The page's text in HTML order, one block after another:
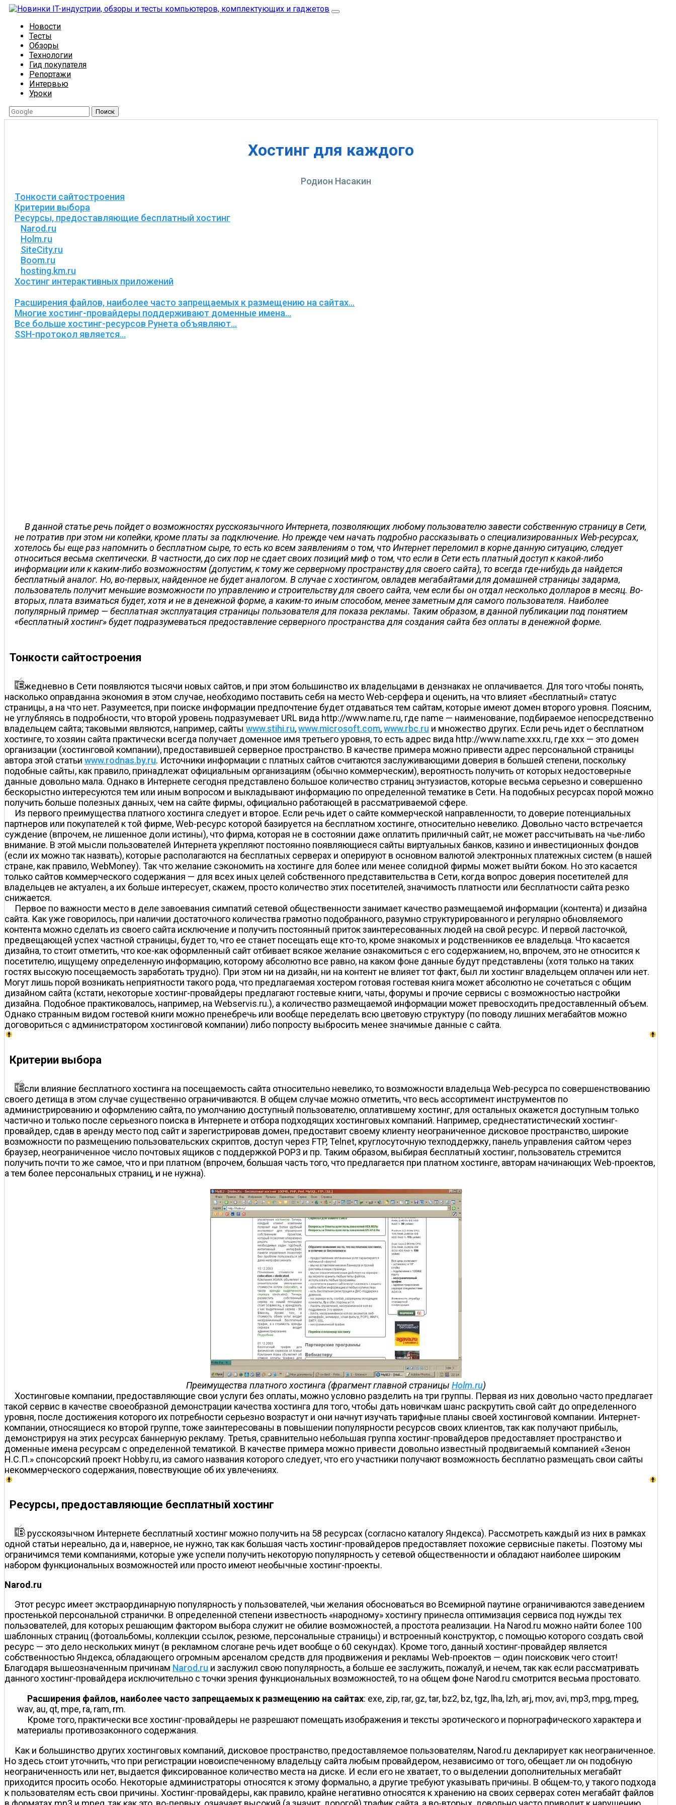
Новости
Тесты
Обзоры
Технологии
Гид покупателя
Репортажи
Интервью
Уроки
Поиск
Хостинг для каждого
Родион Насакин
Тонкости сайтостроения
Критерии выбора
Ресурсы, предоставляющие бесплатный хостинг
Narod.ru
Holm.ru
SiteCity.ru
Boom.ru
hosting.km.ru
Хостинг интерактивных приложений
Расширения файлов, наиболее часто запрещаемых к размещению на сайтах...
Многие хостинг-провайдеры поддерживают доменные имена...
Все больше хостинг-ресурсов Рунета объявляют...
SSH-протокол является...
В данной статье речь пойдет о возможностях русскоязычного Интернета, позволяющих любому пользователю завести собственную страницу в Сети,
не потратив при этом ни копейки, кроме платы за подключение. Но прежде чем начать подробно рассказывать о специализированных Web-ресурсах,
хотелось бы еще раз напомнить о бесплатном сыре, то есть ко всем заявлениям о том, что Интернет переломил в корне данную ситуацию, следует
относиться весьма скептически. В частности, до сих пор не сдает своих позиций миф о том, что если в Сети есть платный доступ к какой-либо
информации или к каким-либо возможностям (допустим, к тому же серверному пространству для своего сайта), то всегда где-нибудь да найдется
бесплатный аналог. Но, во-первых, найденное не будет аналогом. В случае с хостингом, овладев мегабайтами для домашней страницы задарма,
пользователь получит меньшие возможности по управлению и строительству для своего сайта, чем если бы он отдал несколько долларов в месяц. Во-
вторых, плата взиматься будет, хотя и не в денежной форме, а каким-то иным способом, менее заметным для самого пользователя. Наиболее
популярный пример — бесплатная эксплуатация страницы пользователя для показа рекламы. Таким образом, в данной публикации под понятием
«бесплатный хостинг» будет подразумеваться предоставление серверного пространства для создания сайта без оплаты в денежной форме.
Тонкости сайтостроения
жедневно в Сети появляются тысячи новых сайтов, и при этом большинство их владельцами в дензнаках не оплачивается. Для того чтобы понять,
насколько оправданна экономия в этом случае, необходимо поставить себя на место Web-серфера и оценить, на что влияет «бесплатный» статус
страницы, а на что нет. Разумеется, при поиске информации предпочтение будет отдаваться тем сайтам, которые имеют домен второго уровня. Поясним,
не углубляясь в подробности, что второй уровень подразумевает URL вида http://www.name.ru, где name — наименование, подбираемое непосредственно
владельцем сайта; таковыми являются, например, сайты www.stihi.ru,www.microsoft.com,www.rbc.ru и множество других. Если речь идет о бесплатном
хостинге, то хозяин сайта практически всегда получает доменное имя третьего уровня, то есть адрес вида http://www.name.xxx.ru, где xxx — это домен
организации (хостинговой компании), предоставившей серверное пространство. В качестве примера можно привести адрес персональной страницы
автора этой статьи www.rodnas.by.ru. Источники информации с платных сайтов считаются заслуживающими доверия в большей степени, поскольку
подобные сайты, как правило, принадлежат официальным организациям (обычно коммерческим), вероятность получить от которых недостоверные
данные довольно мала. Однако в Интернете сегодня представлено большое количество страниц энтузиастов, которые весьма серьезно и совершенно
бескорыстно интересуются тем или иным вопросом и выкладывают информацию по определенной тематике в Сети. На подобных ресурсах порой можно
получить больше полезных данных, чем на сайте фирмы, официально работающей в рассматриваемой сфере.
Из первого преимущества платного хостинга следует и второе. Если речь идет о сайте коммерческой направленности, то доверие потенциальных
партнеров или покупателей к той фирме, Web-ресурс которой базируется на бесплатном хостинге, относительно невелико. Довольно часто встречается
суждение (впрочем, не лишенное доли истины), что фирма, которая не в состоянии даже оплатить приличный сайт, не может рассчитывать на чье-либо
внимание. В этой мысли пользователей Интернета укрепляют постоянно появляющиеся сайты виртуальных банков, казино и инвестиционных фондов
(если их можно так назвать), которые располагаются на бесплатных серверах и оперируют в основном валютой электронных платежных систем (в нашей
стране, как правило, WebMoney). Так что желание сэкономить на хостинге для более или менее солидной фирмы может выйти боком. Но это касается
только сайтов коммерческого содержания — для всех иных целей собственного представительства в Сети, когда вопрос доверия посетителей для
владельцев не актуален, а их больше интересует, скажем, просто количество этих посетителей, значимость платности или бесплатности сайта резко
снижается.
Первое по важности место в деле завоевания симпатий сетевой общественности занимает качество размещаемой информации (контента) и дизайна
сайта. Как уже говорилось, при наличии достаточного количества грамотно подобранного, разумно структурированного и регулярно обновляемого
контента можно сделать из своего сайта исключение и получить постоянный приток заинтересованных людей на свой ресурс. И первой ласточкой,
предвещающей успех частной страницы, будет то, что ее станет посещать еще кто-то, кроме знакомых и родственников ее владельца. Что касается
дизайна, то стоит отметить, что кое-как оформленный сайт отбивает всякое желание ознакомиться с его содержанием, но, впрочем, это не относится к
посетителю, ищущему определенную информацию, которому абсолютно все равно, на каком фоне данные будут представлены (хотя только на таких
гостях высокую посещаемость заработать трудно). При этом ни на дизайн, ни на контент не влияет тот факт, был ли хостинг владельцем оплачен или нет.
Могут лишь порой возникать неприятности такого рода, что предлагаемая хостером готовая гостевая книга может абсолютно не сочетаться с общим
дизайном сайта (кстати, некоторые хостинг-провайдеры предлагают гостевые книги, чаты, форумы и прочие сервисы с возможностью настройки
дизайна. Подобное практиковалось, например, на Webservis.ru.), а количество размещаемой информации может превосходить предоставленный объем.
Однако странным видом гостевой книги можно пренебречь или вообще переделать всю цветовую структуру (по поводу лишних мегабайтов можно
договориться с администратором хостинговой компании) либо попросту выбросить менее значимые данные с сайта.
Критерии выбора
сли влияние бесплатного хостинга на посещаемость сайта относительно невелико, то возможности владельца Web-ресурса по совершенствованию
своего детища в этом случае существенно ограничиваются. В общем случае можно отметить, что весь ассортимент инструментов по
администрированию и оформлению сайта, по умолчанию доступный пользователю, оплатившему хостинг, для остальных окажется доступным только
частично и только после серьезного поиска в Интернете и отбора подходящих хостинговых компаний. Например, среднестатистический хостинг-
провайдер, сдав в аренду место под сайт и зарегистрировав домен, предоставит своему клиенту неограниченное дисковое пространство, широкие
возможности по размещению пользовательских скриптов, доступ через FTP, Telnet, круглосуточную техподдержку, панель управления сайтом через
браузер, неограниченное число почтовых ящиков с поддержкой POP3 и пр. Таким образом, выбирая бесплатный хостинг, пользователь стремится
получить почти то же самое, что и при платном (впрочем, большая часть того, что предлагается при платном хостинге, авторам начинающих Web-проектов,
а тем более персональных страниц, и не нужна).
Преимущества платного хостинга (фрагмент главной страницы Holm.ru)
Хостинговые компании, предоставляющие свои услуги без оплаты, можно условно разделить на три группы. Первая из них довольно часто предлагает
такой сервис в качестве своеобразной демонстрации качества хостинга для того, чтобы дать новичкам шанс раскрутить свой сайт до определенного
уровня, после достижения которого их потребности серьезно возрастут и они начнут изучать тарифные планы своей хостинговой компании. Интернет-
компании, относящиеся ко второй группе, тоже заинтересованы в повышении популярности ресурсов своих клиентов, так как получают прибыль,
демонстрируя на этих ресурсах баннерную рекламу. Третья, сравнительно небольшая группа хостинг-провайдеров предоставляет пространство и
доменные имена ресурсам с определенной тематикой. В качестве примера можно привести довольно известный продвигаемый компанией «Зенон
Н.С.П.» спонсорский проект Hobby.ru, из самого названия которого следует, что его участники получают возможность бесплатно размещать свои сайты
некоммерческого содержания, повествующие об их увлечениях.
Ресурсы, предоставляющие бесплатный хостинг
русскоязычном Интернете бесплатный хостинг можно получить на 58 ресурсах (согласно каталогу Яндекса). Рассмотреть каждый из них в рамках
одной статьи нереально, да и, наверное, не нужно, так как большая часть хостинг-провайдеров предоставляет похожие сервисные пакеты. Поэтому мы
ограничимся теми компаниями, которые уже успели получить некоторую популярность у сетевой общественности и обладают наиболее широким
набором функциональных возможностей или просто имеют необычные хостинг-проекты.
Narod.ru
Этот ресурс имеет экстраординарную популярность у пользователей, чьи желания обосноваться во Всемирной паутине ограничиваются заведением
простенькой персональной странички. В определенной степени известность «народному» хостингу принесла оптимизация сервиса под нужды тех
пользователей, для которых решающим фактором выбора служит не обилие возможностей, а простота реализации. На Narod.ru можно найти более 100
шаблонных страниц (фотоальбомы, коллекции ссылок, резюме, персональные страницы) и встроенный конструктор, с помощью которого создать свой
ресурс — это дело нескольких минут (в рекламном слогане речь идет вообще о 60 секундах). Кроме того, данный хостинг-провайдер является
собственностью Яндекса, обладающего огромным арсеналом средств для продвижения и рекламы Web-проектов — один поисковик чего стоит!
Благодаря вышеозначенным причинам Narod.ru и заслужил свою популярность, а больше ее заслужить, пожалуй, и нечем, так как если рассматривать
данного хостинг-провайдера исключительно с точки зрения функциональных возможностей, то на общем фоне Narod.ru смотрится весьма простовато.
Расширения файлов, наиболее часто запрещаемых к размещению на сайтах: exe, zip, rar, gz, tar, bz2, bz, tgz, lha, lzh, arj, mov, avi, mp3, mpg, mpeg,
wav, au, qt, mpe, ra, ram, rm.
Кроме того, практически все хостинг-провайдеры не разрешают помещать изображения и тексты эротического и порнографического характера и
материалы противозаконного содержания.
Как и большинство других хостинговых компаний, дисковое пространство, предоставляемое пользователям, Narod.ru декларирует как неограниченное.
Но здесь стоит уточнить, что при регистрации новоиспеченному владельцу сайта любым провайдером, независимо от того, обещает ли он подобную
неограниченность или нет, выдается фиксированное количество места на диске. И если его не хватает, то о выделении дополнительных мегабайт
приходится просить особо. Некоторые администраторы относятся к этому формально, а другие требуют указывать причины. В общем-то, у такого подхода
к пользователям есть свои причины. Хостинг-провайдеры, как правило, крайне негативно относятся к хранению на своих серверах сотен мегабайт файлов